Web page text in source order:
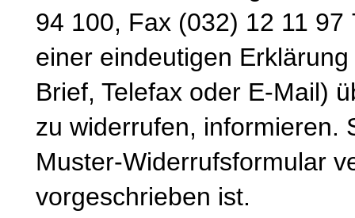
94 100, Fax (032) 12 11
einer eindeutigen
Brief, Telefax oder E-Mail)
zu widerrufen, informieren.
Muster-Widerrufsformular
vorgeschrieben ist.